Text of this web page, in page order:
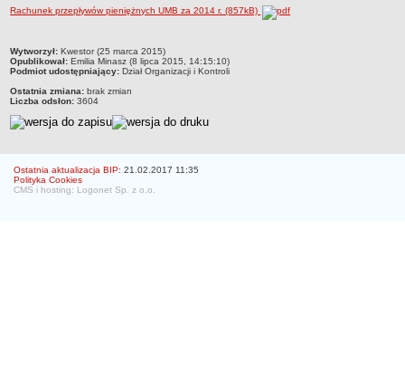
WŁADZE
Rektor
Prorektorzy
Rady Wydziału
Dziekani
Statut
Rachunek przepływów pieniężnych UMB za 2014 r. (857kB)
metryczka
Wytworzył: Kwestor (25 marca 2015)
Opublikował: Emilia Minasz (8 lipca 2015, 14:15:10)
Podmiot udostępniający: Dział Organizacji i Kontroli
Ostatnia zmiana: brak zmian
Liczba odsłon: 3604
Ostatnia aktualizacja BIP: 21.02.2017 11:35
Polityka Cookies
CMS i hosting: Logonet Sp. z o.o.